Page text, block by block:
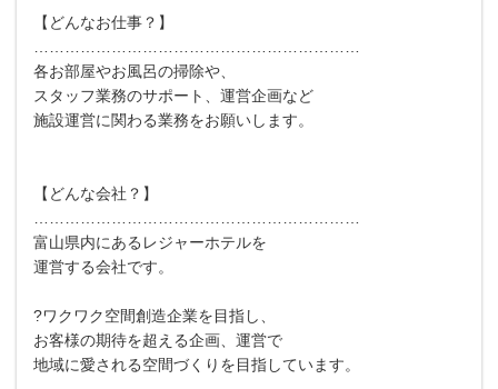
【どんなお仕事？】
各お部屋やお風呂の掃除や、
スタッフ業務のサポート、運営企画など
施設運営に関わる業務をお願いします。
【どんな会社？】
富山県内にあるレジャーホテルを
運営する会社です。
?ワクワク空間創造企業を目指し、
お客様の期待を超える企画、運営で
地域に愛される空間づくりを目指しています。